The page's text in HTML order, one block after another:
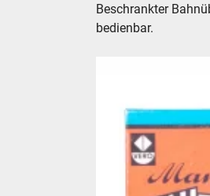
Beschrankter
bedienbar.